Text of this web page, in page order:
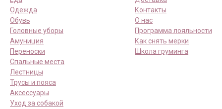
Одежда
Обувь
Головные уборы
Амуниция
Переноски
Спальные места
Лестницы
Трусы и пояса
Аксессуары
Уход за собакой
Контакты
О нас
Программа лояльности
Как снять мерки
Школа груминга